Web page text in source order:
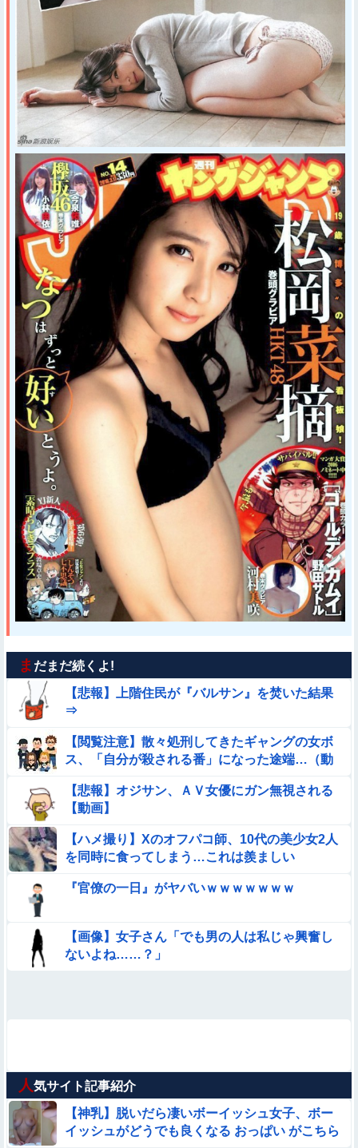
ま だまだ続くよ!
【悲報】上階住民が『バルサン』を焚いた結果
⇒
【閲覧注意】散々処刑してきたギャングの女ボ
ス、「自分が殺される番」になった途端…（動
【悲報】オジサン、ＡＶ女優にガン無視される
【動画】
【ハメ撮り】Xのオフパコ師、10代の美少女2人
を同時に食ってしまう…これは羨ましい
『官僚の一日』がヤバいｗｗｗｗｗｗｗ
【画像】女子さん「でも男の人は私じゃ興奮し
ないよね……？」
人気サイト記事紹介
【神乳】脱いだら凄いボーイッシュ女子、ボー
イッシュがどうでも良くなる おっぱい がこちら